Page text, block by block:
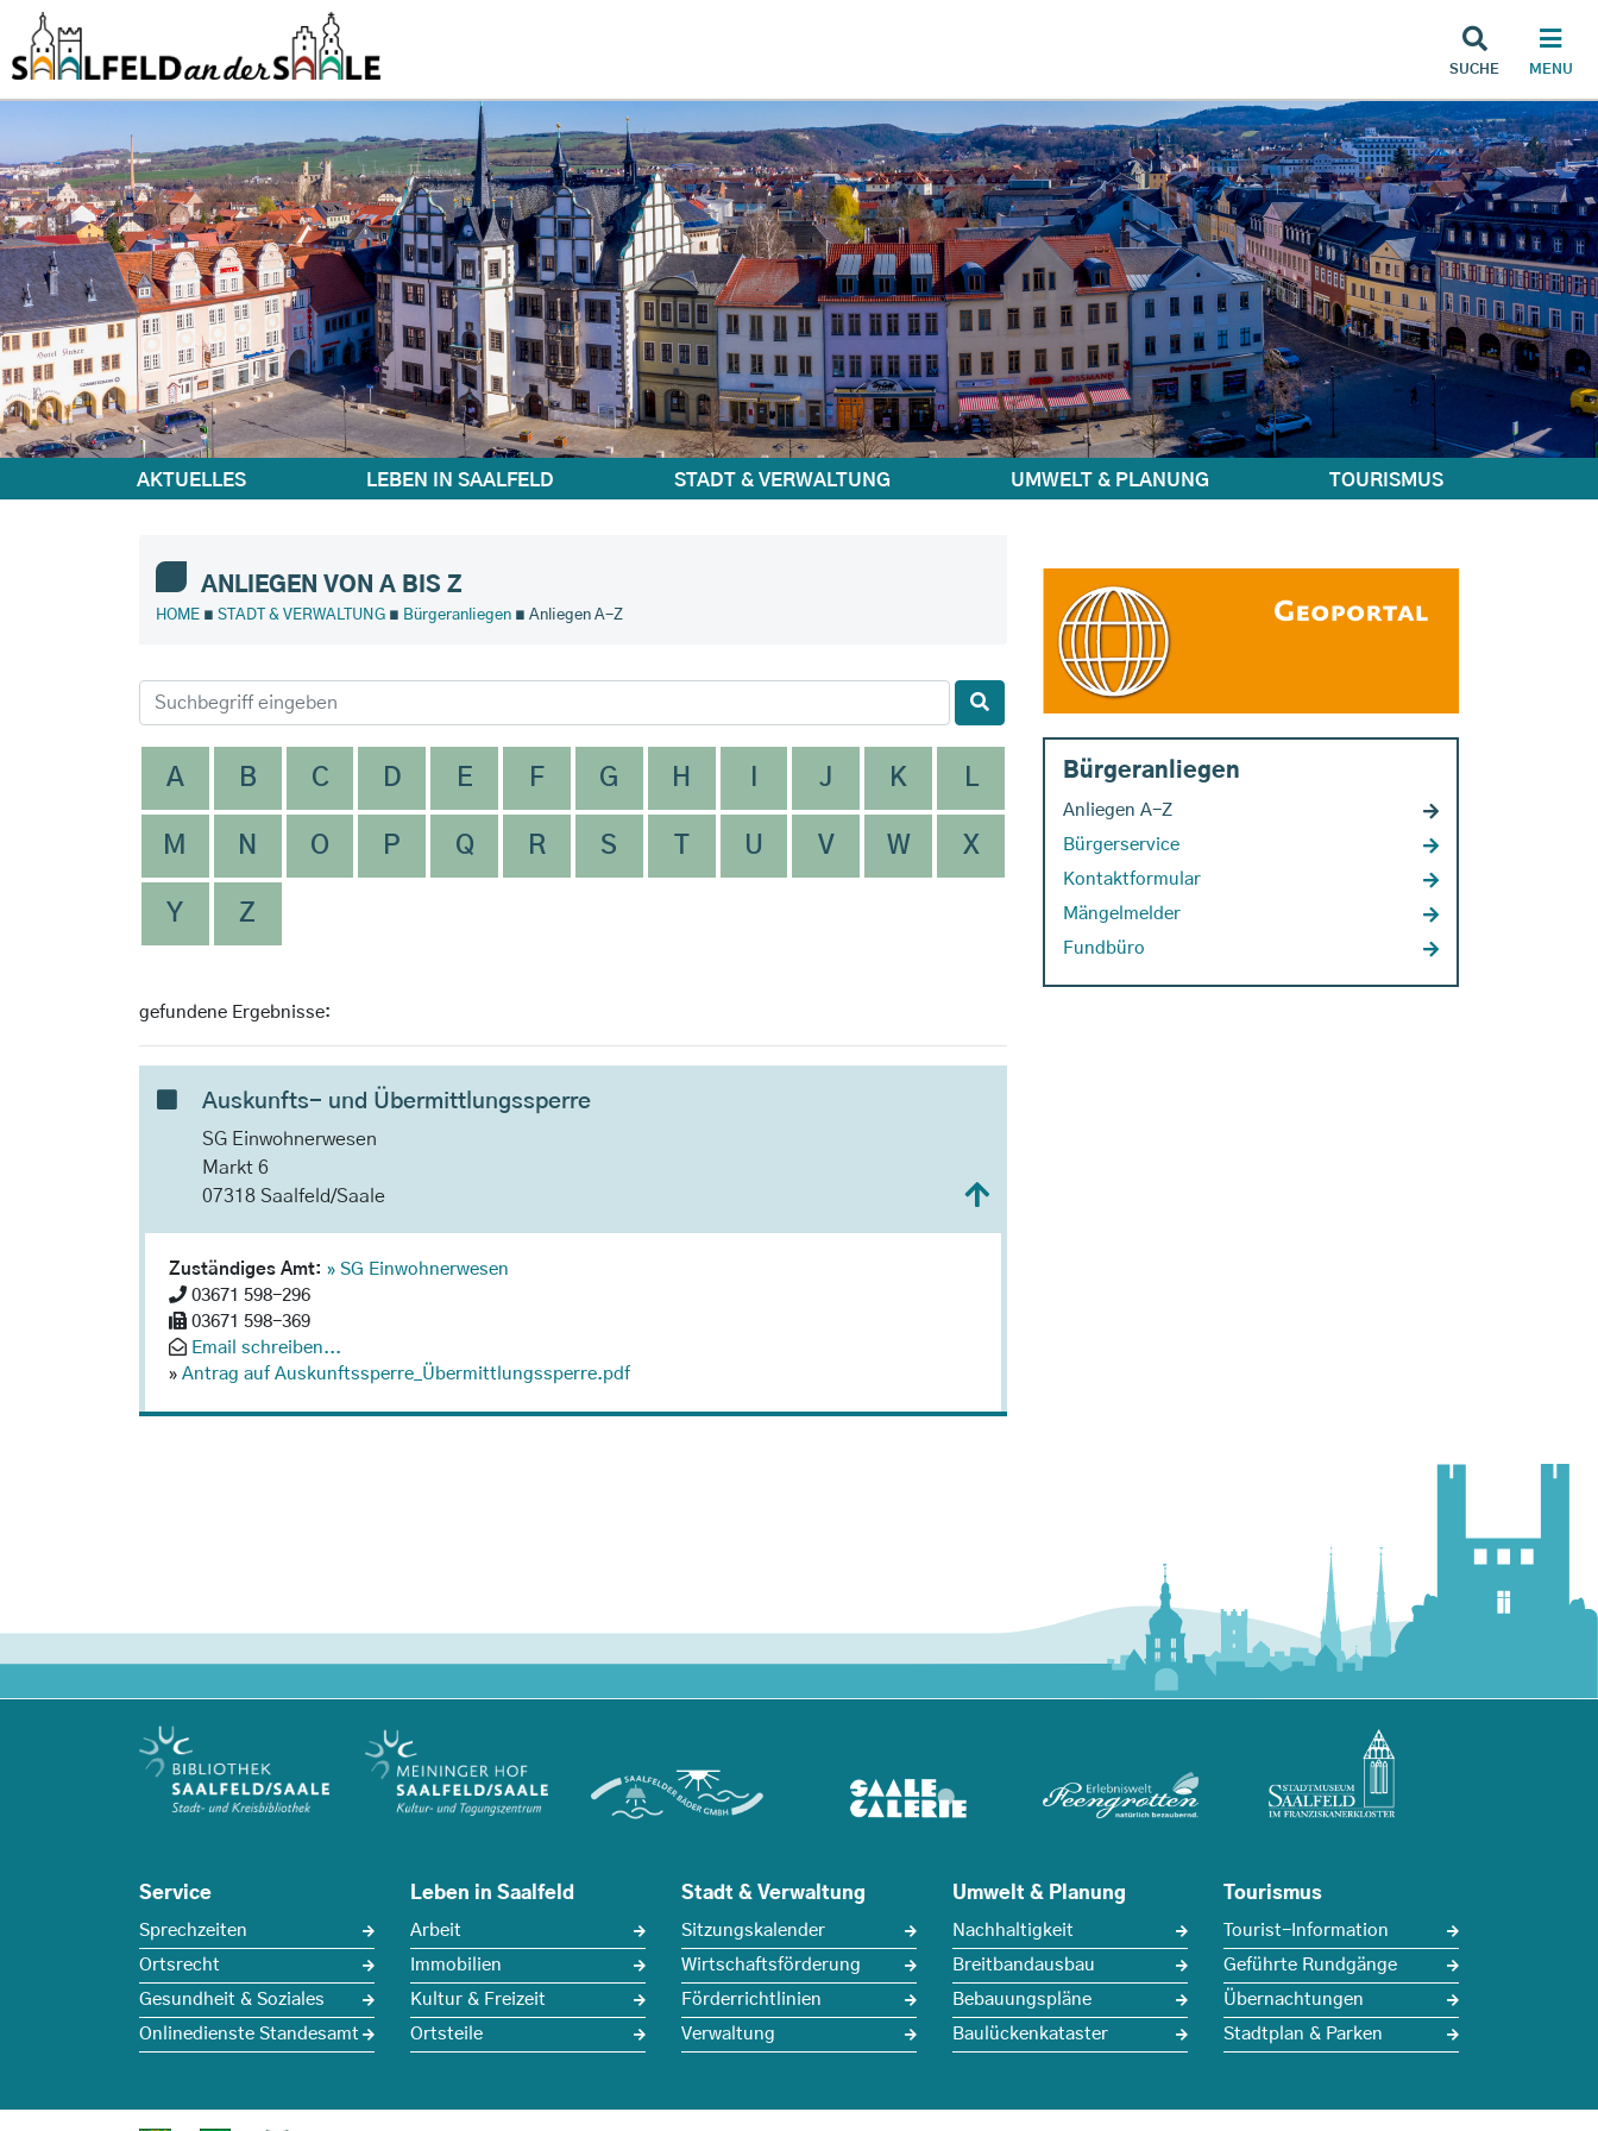
SUCHE MENU
AKTUELLES LEBEN IN SAALFELD STADT & VERWALTUNG UMWELT & PLANUNG TOURISMUS
ANLIEGEN VON A BIS Z
HOME ∎ STADT & VERWALTUNG ∎ Bürgeranliegen ∎ Anliegen A-Z
A B C D E F G H J K L
M N O P Q R S U V W X
Y Z
gefundene Ergebnisse:
Auskunfts- und Übermittlungssperre
SG Einwohnerwesen
Markt 6
07318 Saalfeld/Saale
Zuständiges Amt: » SG Einwohnerwesen
03671 598-296
03671 598-369
Email schreiben...
» Antrag auf Auskunftssperre_Übermittlungssperre.pdf
Bürgeranliegen
Anliegen A-Z
Bürgerservice
Kontaktformular
Mängelmelder
Fundbüro
Service
Sprechzeiten
Ortsrecht
Gesundheit & Soziales
Onlinedienste Standesamt
Leben in Saalfeld
Arbeit
Immobilien
Kultur & Freizeit
Ortsteile
Stadt & Verwaltung
Sitzungskalender
Wirtschaftsförderung
Förderrichtlinien
Verwaltung
Umwelt & Planung
Nachhaltigkeit
Breitbandausbau
Bebauungspläne
Baulückenkataster
Tourismus
Tourist-Information
Geführte Rundgänge
Übernachtungen
Stadtplan & Parken